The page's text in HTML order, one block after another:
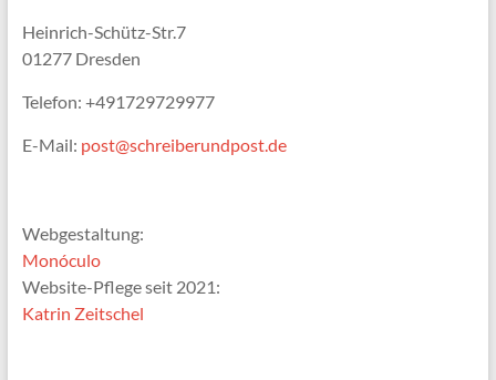
Heinrich-Schütz-Str.7
01277 Dresden
Telefon: +491729729977
E-Mail: post@schreiberundpost.de
Webgestaltung:
Monóculo
Website-Pflege seit 2021:
Katrin Zeitschel